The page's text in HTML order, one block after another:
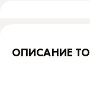
ОПИСАНИЕ